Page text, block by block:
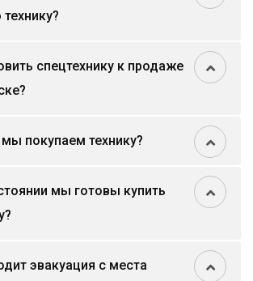
спецтехнику к продаже
покупаем технику?
мы готовы купить
эвакуация с места